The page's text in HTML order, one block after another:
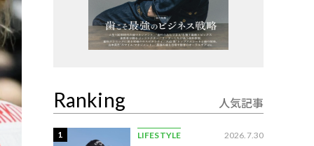
Ranking 人気記事
1 LIFESTYLE 2026.7.30